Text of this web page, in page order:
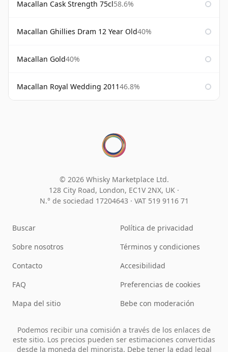
Macallan Cask Strength 75cl58.6%
Macallan Ghillies Dram 12 Year Old40%
Macallan Gold40%
Macallan Royal Wedding 201146.8%
© 2026 Whisky Marketplace Ltd.
128 City Road, London, EC1V 2NX, UK ·
N.° de sociedad 17204643 · VAT 519 9116 71
Buscar
Sobre nosotros
Contacto
FAQ
Mapa del sitio
Política de privacidad
Términos y condiciones
Accesibilidad
Preferencias de cookies
Bebe con moderación
Podemos recibir una comisión a través de los enlaces de
este sitio. Los precios pueden ser estimaciones convertidas
desde la moneda del minorista. Debe tener la edad legal